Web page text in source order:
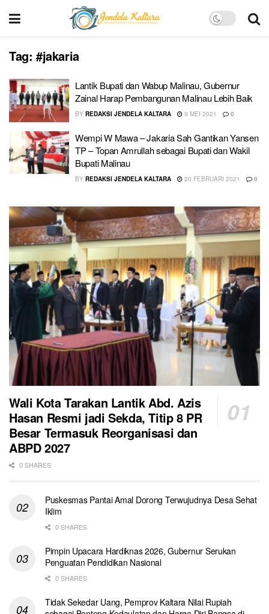
Tag: #jakaria
Lantik Bupati dan Wabup Malinau, Gubernur
Zainal Harap Pembangunan Malinau Lebih Baik
BY REDAKSI JENDELA KALTARA 9 MEI 2021 0
Wempi W Mawa – Jakaria Sah Gantikan Yansen
TP – Topan Amrullah sebagai Bupati dan Wakil
Bupati Malinau
BY REDAKSI JENDELA KALTARA 20 FEBRUARI 2021 0
Wali Kota Tarakan Lantik Abd. Azis
Hasan Resmi jadi Sekda, Titip 8 PR
Besar Termasuk Reorganisasi dan
ABPD 2027
0 SHARES
Puskesmas Pantai Amal Dorong Terwujudnya Desa Sehat
Iklim
0 SHARES
Pimpin Upacara Hardiknas 2026, Gubernur Serukan
Penguatan Pendidikan Nasional
0 SHARES
Tidak Sekedar Uang, Pemprov Kaltara Nilai Rupiah